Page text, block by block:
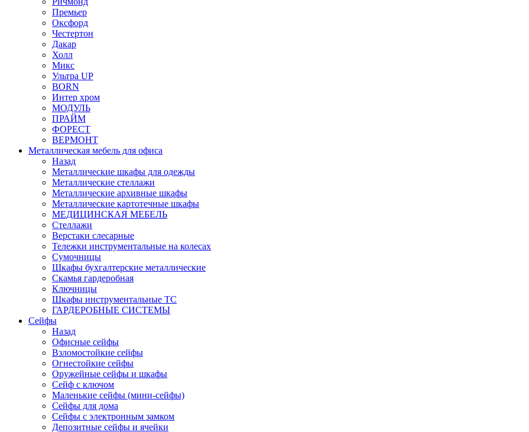
Премьер
Оксфорд
Честертон
Дакар
Холл
Микс
Ультра UP
BORN
Интер хром
МОДУЛЬ
ПРАЙМ
ФОРЕСТ
ВЕРМОНТ
Металлическая мебель для офиса
Назад
Металлические шкафы для одежды
Металлические стеллажи
Металлические архивные шкафы
Металлические картотечные шкафы
МЕДИЦИНСКАЯ МЕБЕЛЬ
Стеллажи
Верстаки слесарные
Тележки инструментальные на колесах
Сумочницы
Шкафы бухгалтерские металлические
Скамья гардеробная
Ключницы
Шкафы инструментальные ТС
ГАРДЕРОБНЫЕ СИСТЕМЫ
Сейфы
Назад
Офисные сейфы
Взломостойкие сейфы
Огнестойкие сейфы
Оружейные сейфы и шкафы
Сейф с ключом
Маленькие сейфы (мини-сейфы)
Сейфы для дома
Сейфы с электронным замком
Депозитные сейфы и ячейки